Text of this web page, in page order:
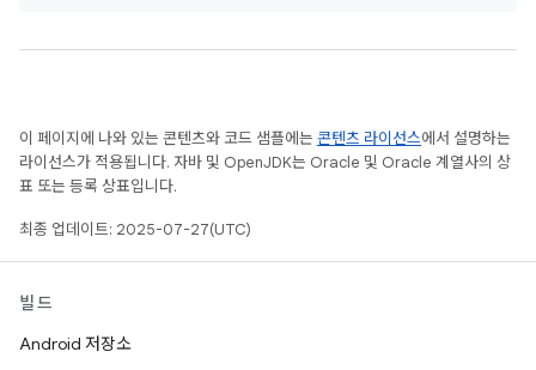
이 페이지에 나와 있는 콘텐츠와 코드 샘플에는 콘텐츠 라이선스에서 설명하는
라이선스가 적용됩니다. 자바 및 OpenJDK는 Oracle 및 Oracle 계열사의 상
표 또는 등록 상표입니다.
최종 업데이트: 2025-07-27(UTC)
빌드
Android 저장소